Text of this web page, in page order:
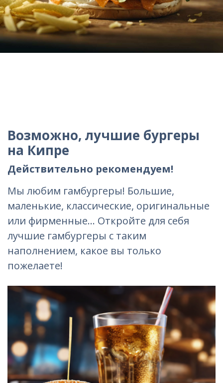
Возможно, лучшие бургеры
на Кипре
Действительно рекомендуем!
Мы любим гамбургеры! Большие,
маленькие, классические, оригинальные
или фирменные... Откройте для себя
лучшие гамбургеры с таким
наполнением, какое вы только
пожелаете!